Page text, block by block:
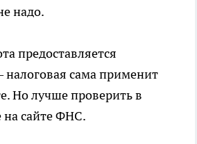
надо.
предоставляется
сама применит
Но лучше проверить в
на сайте ФНС.